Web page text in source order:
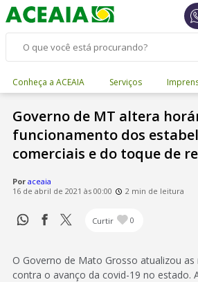
Conheça a ACEAIA Serviços
Governo de MT altera
funcionamento dos
comerciais e do toque de
Por aceaia
16 de abril de 2021 às 00:00
2 min de leitura
Curtir 0
O Governo de Mato Grosso atualizou as
contra o avanço da covid-19 no estado.